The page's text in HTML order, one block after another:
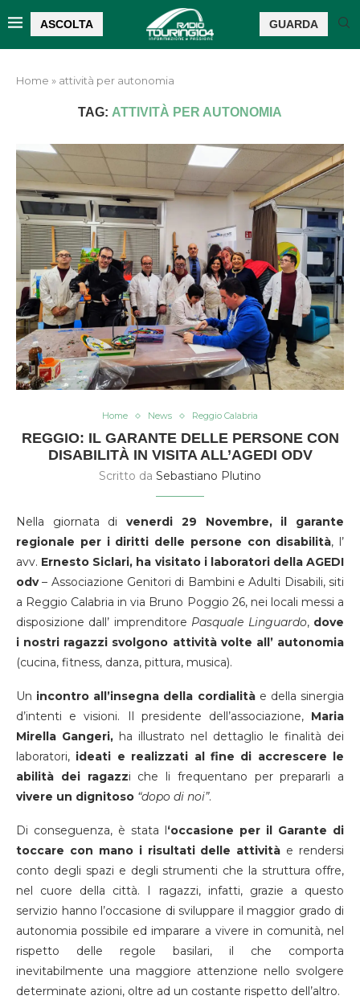
ASCOLTA GUARDA
Home » attività per autonomia
TAG: ATTIVITÀ PER AUTONOMIA
Home News Reggio Calabria
REGGIO: IL GARANTE DELLE PERSONE CON
DISABILITÀ IN VISITA ALL’AGEDI ODV
Scritto da Sebastiano Plutino
Nella giornata di venerdi 29 Novembre, il garante
regionale per i diritti delle persone con disabilità, l’
avv. Ernesto Siclari, ha visitato i laboratori della AGEDI
odv– Associazione Genitori di Bambini e Adulti Disabili, siti
a Reggio Calabria in via Bruno Poggio 26, nei locali messi a
disposizione dall’ imprenditore Pasquale Linguardo, dove
i nostri ragazzi svolgono attività volte all’ autonomia
(cucina, fitness, danza, pittura, musica).
Un incontro all’insegna della cordialitàe della sinergia
d’intenti e visioni. Il presidente dell’associazione, Maria
Mirella Gangeri, ha illustrato nel dettaglio le finalità dei
laboratori, ideati e realizzati al fine di accrescere le
abilità dei ragazzi che li frequentano per prepararli a
vivere un dignitoso “dopo di noi”.
Di conseguenza, è stata l‘occasione per il Garante di
toccare con mano i risultati delle attività e rendersi
conto degli spazi e degli strumenti che la struttura offre,
nel cuore della città. I ragazzi, infatti, grazie a questo
servizio hanno l’occasione di sviluppare il maggior grado di
autonomia possibile ed imparare a vivere in comunità, nel
rispetto delle regole basilari, il che comporta
inevitabilmente una maggiore attenzione nello svolgere
determinate azioni, oltre ad un costante rispetto dell’altro.